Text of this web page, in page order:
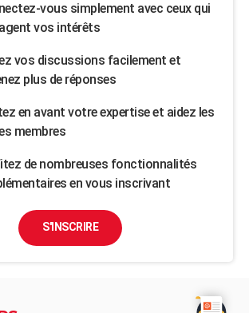
vous simplement avec ceux qui
vos intérêts
vos discussions facilement et
plus de réponses
en avant votre expertise et aidez les
membres
de nombreuses fonctionnalités
en vous inscrivant
S'INSCRIRE